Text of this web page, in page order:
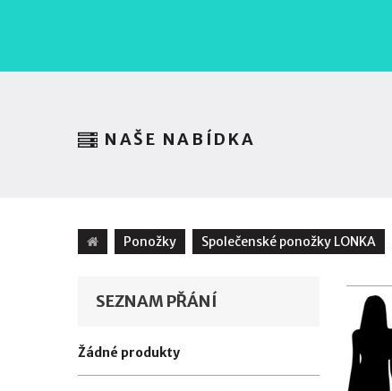
NAŠE NABÍDKA
Ponožky Společenské ponožky LONKA
SEZNAM PŘÁNÍ
Žádné produkty